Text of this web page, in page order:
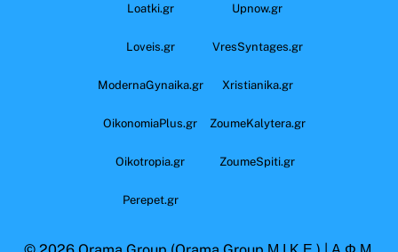
Loatki.gr Upnow.gr
Loveis.gr VresSyntages.gr
ModernaGynaika.gr Xristianika.gr
OikonomiaPlus.gr ZoumeKalytera.gr
Oikotropia.gr ZoumeSpiti.gr
Perepet.gr